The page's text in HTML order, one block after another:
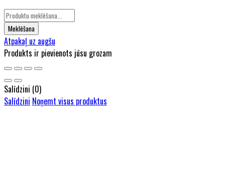
Atpakaļ uz augšu
Produkts ir pievienots jūsu grozam
Salīdzini (0)
Salīdzini Noņemt visus produktus